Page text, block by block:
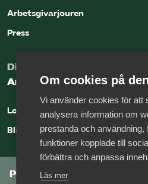
Arbetsgivarjouren
Press
Digital kunskapsbank för
Arbetsgivarguiden
Logga in
Bli medlem
Prenumerera på
Om cookies på
Vi använder cookies för att
analysera information om
prestanda och användning,
funktioner kopplade till
förbättra och anpassa
Läs mer